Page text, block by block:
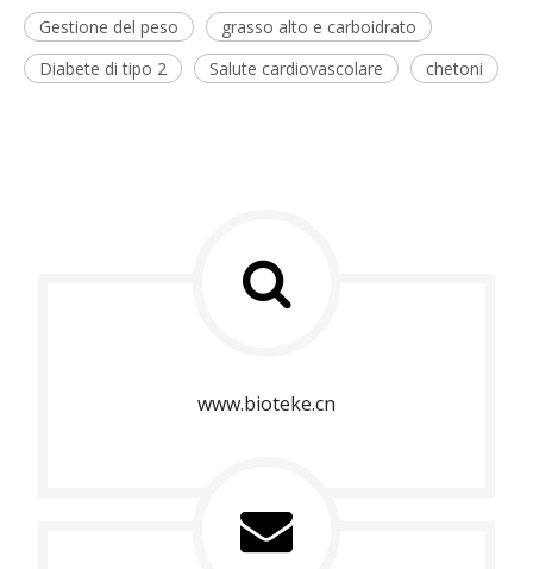
Gestione del peso
grasso alto e carboidrato
Diabete di tipo 2
Salute cardiovascolare chetoni
www.bioteke.cn